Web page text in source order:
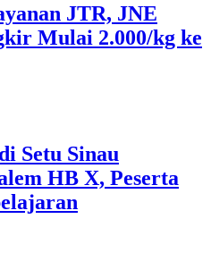
JTR, JNE
Mulai 2.000/kg ke
Setu Sinau
HB X, Peserta